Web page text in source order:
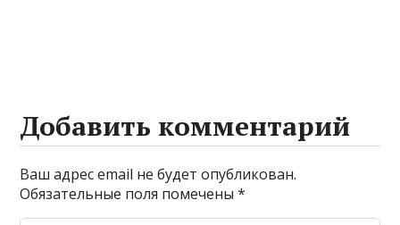
Добавить комментарий
Ваш адрес email не будет опубликован.
Обязательные поля помечены*